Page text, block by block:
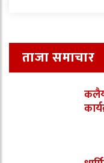
ताजा समाचार